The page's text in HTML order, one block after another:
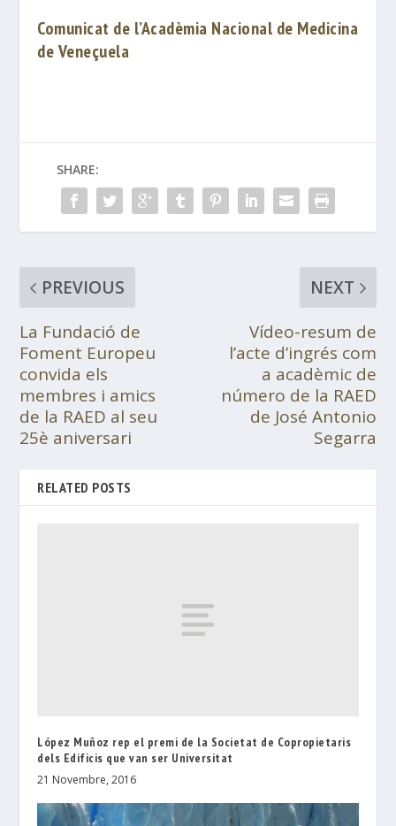
Comunicat de l’Acadèmia Nacional de Medicina
de Veneçuela
SHARE:
PREVIOUS
La Fundació de
Foment Europeu
convida els
membres i amics
de la RAED al seu
25è aniversari
NEXT
Vídeo-resum de
l’acte d’ingrés com
a acadèmic de
número de la RAED
de José Antonio
Segarra
RELATED POSTS
López Muñoz rep el premi de la Societat de Copropietaris
dels Edificis que van ser Universitat
21 Novembre, 2016